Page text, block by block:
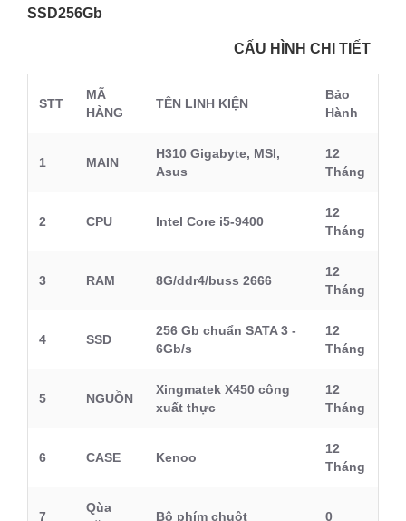
SSD256Gb
CẤU HÌNH CHI TIẾT
STT
MÃ
HÀNG
TÊN LINH KIỆN
Bảo
Hành
1 MAIN
H310 Gigabyte, MSI,
Asus
12
Tháng
2 CPU Intel Core i5-9400
12
Tháng
3 RAM 8G/ddr4/buss 2666
12
Tháng
4 SSD
256 Gb chuẩn SATA 3 -
6Gb/s
12
Tháng
5 NGUỒN
Xingmatek X450 công
xuất thực
12
Tháng
6 CASE Kenoo
12
Tháng
7
Qùa
Bộ phím chuột 0